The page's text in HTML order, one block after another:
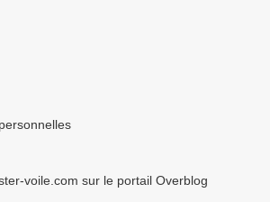
voile.com sur le portail Overblog